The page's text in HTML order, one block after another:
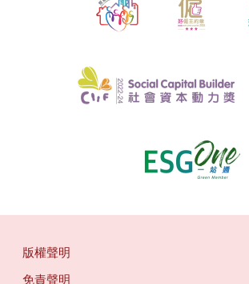
版權聲明
免責聲明